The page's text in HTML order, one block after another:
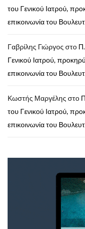
του Γενικού Ιατρού,
επικοινωνία του
Γαβρίλης Γιώργος στο
Γενικού Ιατρού,
επικοινωνία του
Κωστής Μαργέλης στο
του Γενικού Ιατρού,
επικοινωνία του